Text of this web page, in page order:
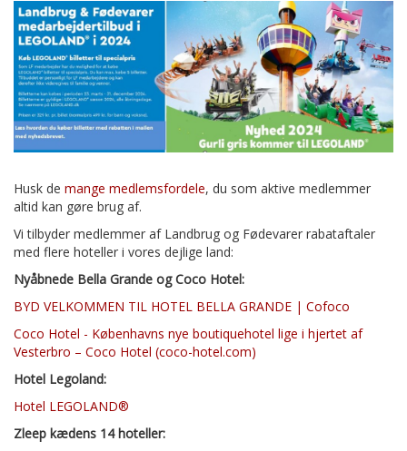
Husk de mange medlemsfordele, du som aktive medlemmer
altid kan gøre brug af.
Vi tilbyder medlemmer af Landbrug og Fødevarer rabataftaler
med flere hoteller i vores dejlige land:
Nyåbnede Bella Grande og Coco Hotel:
BYD VELKOMMEN TIL HOTEL BELLA GRANDE | Cofoco
Coco Hotel - Københavns nye boutiquehotel lige i hjertet af
Vesterbro – Coco Hotel (coco-hotel.com)
Hotel Legoland:
Hotel LEGOLAND®
Zleep kædens 14 hoteller: